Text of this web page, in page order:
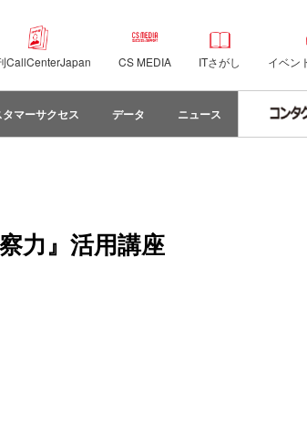
CallCenterJapan CS MEDIA ITさがし イベン
タマーサクセス データ ニュース
力』活用講座